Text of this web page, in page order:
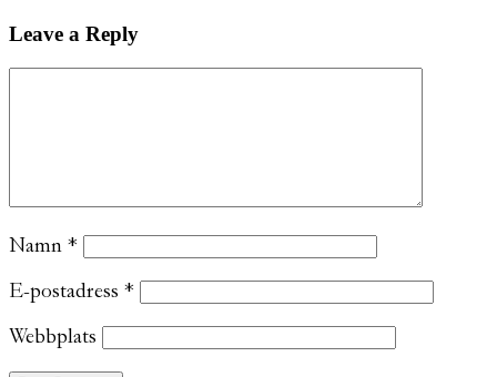
Leave a Reply
Namn *
E-postadress *
Webbplats